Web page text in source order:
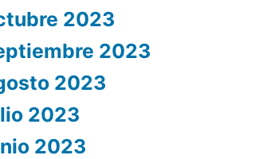
2023
2023
2023
2023
2023